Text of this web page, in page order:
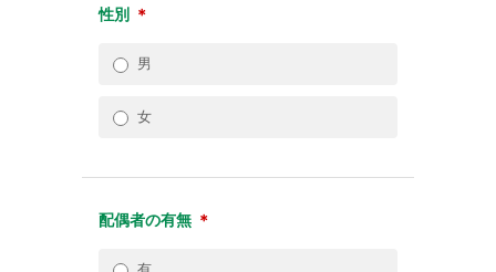
性別 ＊
男
女
配偶者の有無 ＊